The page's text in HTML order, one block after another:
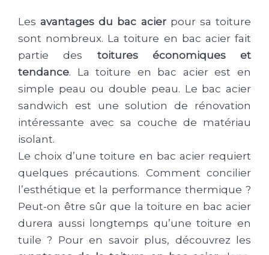
Lesavantages du bac acierpour sa toiture
sont nombreux. La toiture en bac acier fait
partie des toitures économiques et
tendance. La toiture en bac acier est en
simple peau ou double peau. Le bac acier
sandwich est une solution de rénovation
intéressante avec sa couche de matériau
isolant.
Le choix d’une toiture en bac acier requiert
quelques précautions. Comment concilier
l’esthétique et la performance thermique ?
Peut-on être sûr que la toiture en bac acier
durera aussi longtemps qu’une toiture en
tuile ? Pour en savoir plus, découvrez les